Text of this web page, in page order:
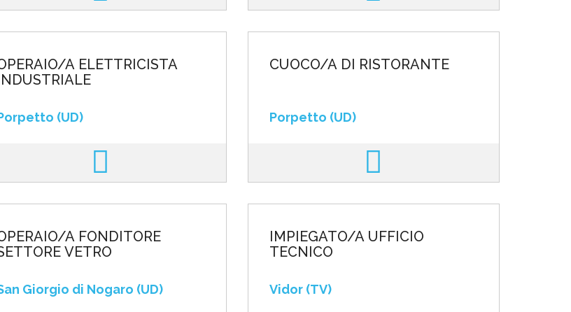
A ELETTRICISTA
(UD)
CUOCO/A DI RISTORANTE
Porpetto (UD)
A FONDITORE
VETRO
Giorgio di Nogaro (UD)
IMPIEGATO/A UFFICIO
TECNICO
Vidor (TV)